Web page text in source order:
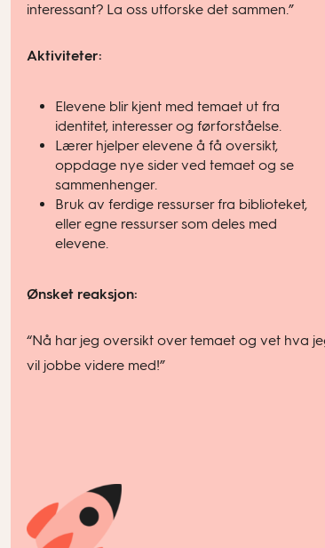
interessant? La oss utforske det sammen.”
Aktiviteter:
Elevene blir kjent med temaet ut fra
identitet, interesser og førforståelse.
Lærer hjelper elevene å få oversikt,
oppdage nye sider ved temaet og se
sammenhenger.
Bruk av ferdige ressurser fra biblioteket,
eller egne ressurser som deles med
elevene.
Ønsket reaksjon:
“Nå har jeg oversikt over temaet og vet hva
vil jobbe videre med!”